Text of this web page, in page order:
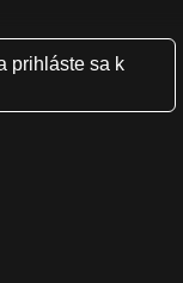
piesne, o mne
prihláste sa k